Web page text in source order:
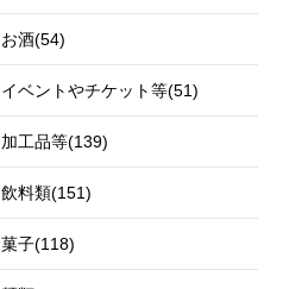
お酒(54)
イベントやチケット等(51)
加工品等(139)
飲料類(151)
菓子(118)